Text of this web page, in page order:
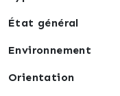
État général
Environnement
Orientation